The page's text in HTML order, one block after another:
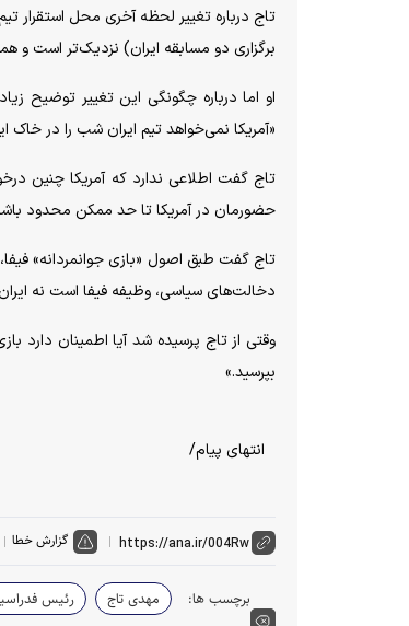
تاج درباره تغییر لحظه آخری محل
برگزاری دو مسابقه ایران) نزدیک‌تر است
او اما درباره چگونگی این تغییر توضیح
«آمریکا نمی‌خواهد تیم ایران شب را در خاک
تاج گفت اطلاعی ندارد که آمریکا چنین
حضورمان در آمریکا تا حد ممکن محدود
تاج گفت طبق اصول «بازی جوانمردانه»
دخالت‌های سیاسی، وظیفه فیفا است نه
وقتی از تاج پرسیده شد آیا اطمینان دارد
بپرسید.»
انتهای پیام/
گزارش خطا
برچسب ها: مهدی تاج رئیس